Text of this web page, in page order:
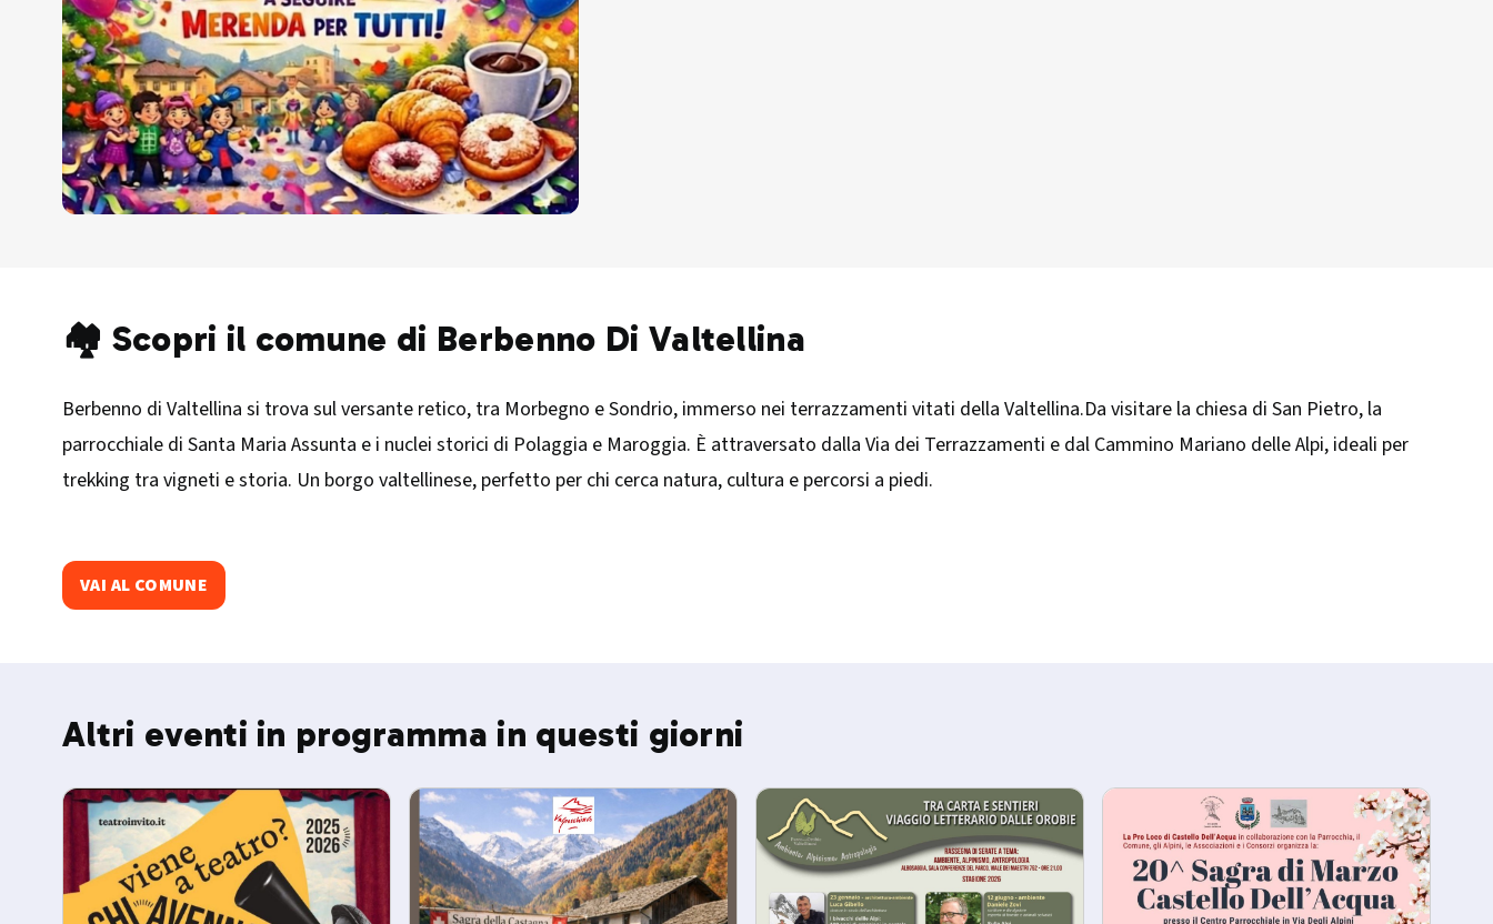
🏘️ Scopri il comune di Berbenno Di Valtellina
Berbenno di Valtellina si trova sul versante retico, tra Morbegno e Sondrio, immerso nei terrazzamenti vitati della Valtellina.Da visitare la chiesa di San Pietro, la
parrocchiale di Santa Maria Assunta e i nuclei storici di Polaggia e Maroggia. È attraversato dalla Via dei Terrazzamenti e dal Cammino Mariano delle Alpi, ideali per
trekking tra vigneti e storia. Un borgo valtellinese, perfetto per chi cerca natura, cultura e percorsi a piedi.
VAI AL COMUNE
Altri eventi in programma in questi giorni